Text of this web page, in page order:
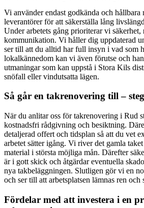
Vi använder endast godkända och hållbara
leverantörer för att säkerställa lång
Under arbetets gång prioriterar vi
kommunikation. Vi håller dig uppdaterad
ser till att du alltid har full insyn i vad som
lokalkännedom kan vi även förutse och
utmaningar som kan uppstå i Stora Kils
snöfall eller vindutsatta lägen.
Så går en takrenovering till –
När du anlitar oss för takrenovering i Rud
kostnadsfri rådgivning och besiktning.
detaljerad offert och tidsplan så att du vet
arbetet sätter igång. Vi river det gamla
material i största möjliga mån. Därefter
är i gott skick och åtgärdar eventuella
nya takbeläggningen. Slutligen gör vi en
och ser till att arbetsplatsen lämnas ren och
Fördelar med att investera i en